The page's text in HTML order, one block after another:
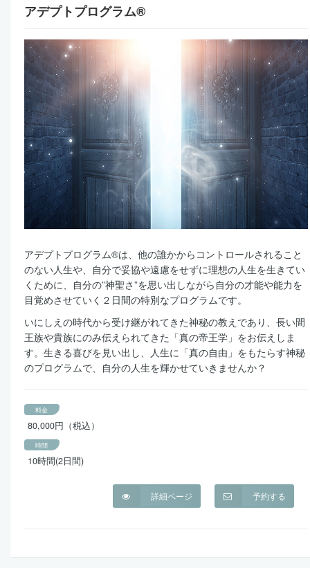
アデプトプログラム®
アデプトプログラム®は、他の誰かからコントロールされること
のない人生や、自分で妥協や遠慮をせずに理想の人生を生きてい
くために、自分の”神聖さ”を思い出しながら自分の才能や能力を
目覚めさせていく２日間の特別なプログラムです。
いにしえの時代から受け継がれてきた神秘の教えであり、長い間
王族や貴族にのみ伝えられてきた「真の帝王学」をお伝えしま
す。生きる喜びを見い出し、人生に「真の自由」をもたらす神秘
のプログラムで、自分の人生を輝かせていきませんか？
料金
80,000円（税込）
時間
10時間(2日間)
予約する
詳細ページ